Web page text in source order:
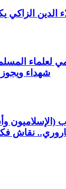
الدين
لعلماء
شهداء ويجوز
(الإسلاميون
نقاش